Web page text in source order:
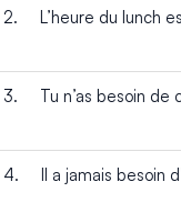
2. L’heure du lunch
3. Tu n’as besoin de
4. Il a jamais besoin